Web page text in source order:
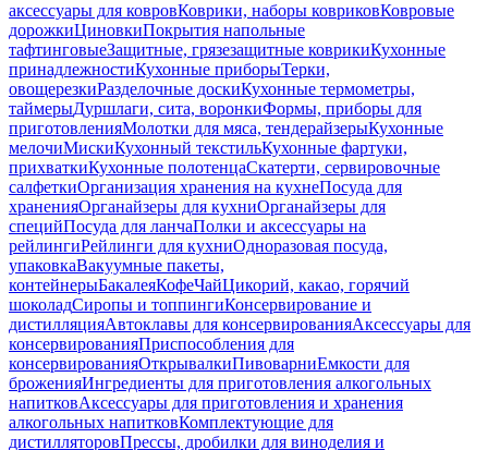
аксессуары для ковровКоврики, наборы ковриковКовровые
дорожкиЦиновкиПокрытия напольные
тафтинговыеЗащитные, грязезащитные коврикиКухонные
принадлежностиКухонные приборыТерки,
овощерезкиРазделочные доскиКухонные термометры,
таймерыДуршлаги, сита, воронкиФормы, приборы для
приготовленияМолотки для мяса, тендерайзерыКухонные
мелочиМискиКухонный текстильКухонные фартуки,
прихваткиКухонные полотенцаСкатерти, сервировочные
салфеткиОрганизация хранения на кухнеПосуда для
храненияОрганайзеры для кухниОрганайзеры для
специйПосуда для ланчаПолки и аксессуары на
рейлингиРейлинги для кухниОдноразовая посуда,
упаковкаВакуумные пакеты,
контейнерыБакалеяКофеЧайЦикорий, какао, горячий
шоколадСиропы и топпингиКонсервирование и
дистилляцияАвтоклавы для консервированияАксессуары для
консервированияПриспособления для
консервированияОткрывалкиПивоварниЕмкости для
броженияИнгредиенты для приготовления алкогольных
напитковАксессуары для приготовления и хранения
алкогольных напитковКомплектующие для
дистилляторовПрессы, дробилки для виноделия и